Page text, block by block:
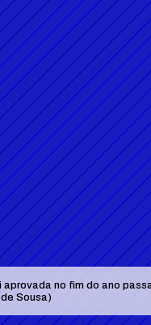
no fim do ano
Sousa)